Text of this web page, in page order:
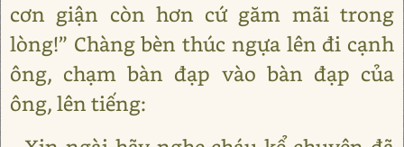
cơn giận còn hơn cứ găm mãi trong
lòng!” Chàng bèn thúc ngựa lên đi cạnh
ông, chạm bàn đạp vào bàn đạp của
ông, lên tiếng: